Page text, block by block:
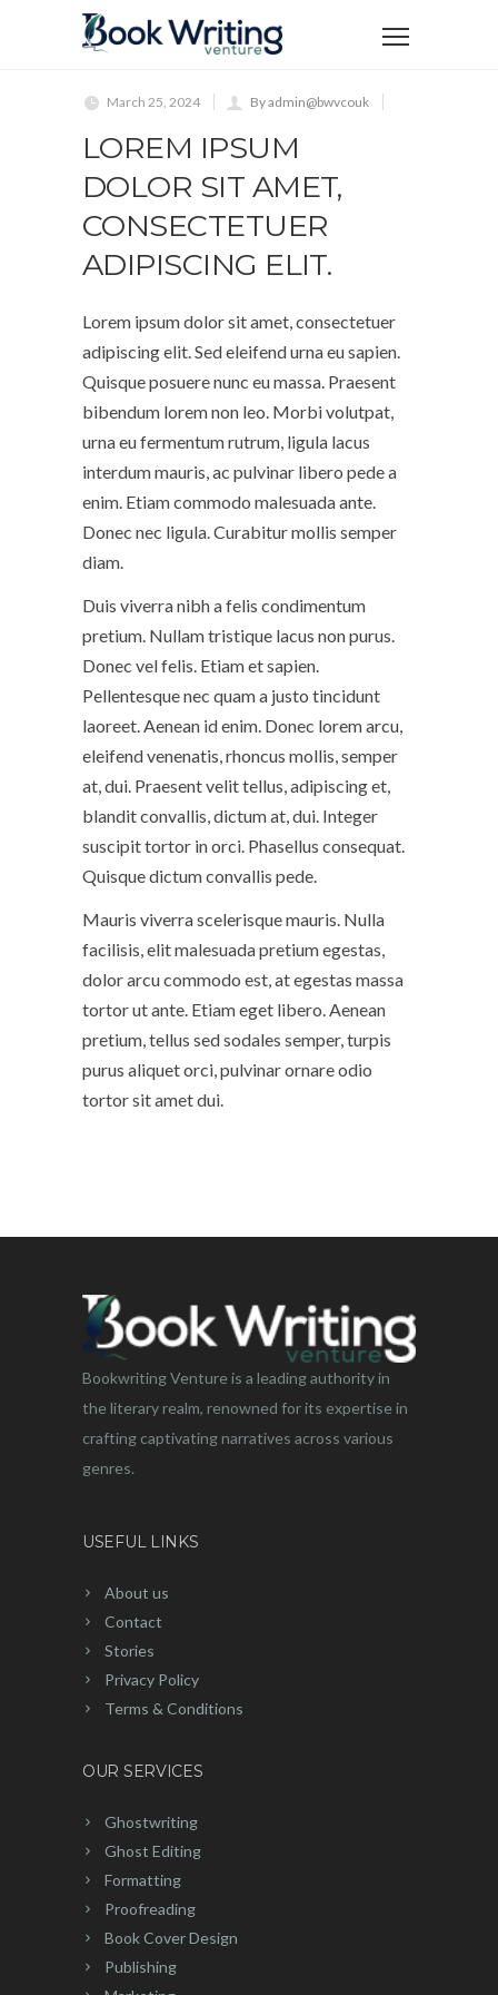
March 25, 2024 By admin@bwvcouk
LOREM IPSUM
DOLOR SIT AMET,
CONSECTETUER
ADIPISCING ELIT.
Lorem ipsum dolor sit amet, consectetuer
adipiscing elit. Sed eleifend urna eu sapien.
Quisque posuere nunc eu massa. Praesent
bibendum lorem non leo. Morbi volutpat,
urna eu fermentum rutrum, ligula lacus
interdum mauris, ac pulvinar libero pede a
enim. Etiam commodo malesuada ante.
Donec nec ligula. Curabitur mollis semper
diam.
Duis viverra nibh a felis condimentum
pretium. Nullam tristique lacus non purus.
Donec vel felis. Etiam et sapien.
Pellentesque nec quam a justo tincidunt
laoreet. Aenean id enim. Donec lorem arcu,
eleifend venenatis, rhoncus mollis, semper
at, dui. Praesent velit tellus, adipiscing et,
blandit convallis, dictum at, dui. Integer
suscipit tortor in orci. Phasellus consequat.
Quisque dictum convallis pede.
Mauris viverra scelerisque mauris. Nulla
facilisis, elit malesuada pretium egestas,
dolor arcu commodo est, at egestas massa
tortor ut ante. Etiam eget libero. Aenean
pretium, tellus sed sodales semper, turpis
purus aliquet orci, pulvinar ornare odio
tortor sit amet dui.
Bookwriting Venture is a leading authority in
the literary realm, renowned for its expertise in
crafting captivating narratives across various
genres.
USEFUL LINKS
About us
Contact
Stories
Privacy Policy
Terms & Conditions
OUR SERVICES
Ghostwriting
Ghost Editing
Formatting
Proofreading
Book Cover Design
Publishing